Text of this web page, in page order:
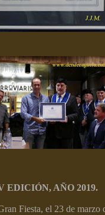
EDICIÓN, AÑO 2019.
Fiesta, el 23 de marzo